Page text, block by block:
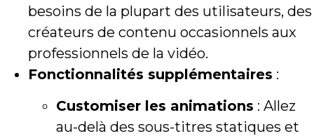
besoins de la plupart des utilisateurs, des
créateurs de contenu occasionnels aux
professionnels de la vidéo.
Fonctionnalités supplémentaires :
Customiser les animations : Allez
au-delà des sous-titres statiques et